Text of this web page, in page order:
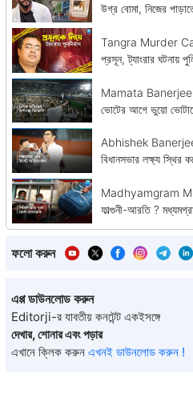
উগ্র বোমা, নিজের
Tangra Murder
প্রসূন, ট্যাংরার ঘটনায়
Mamata Banerjee :
ভোটের আগে ভুয়ো
Abhishek Banerjee :
বিধানসভার লক্ষ্য স্থির
Madhyamgram
ফাল্গুনী-আরতি ?
ফলো করুন
এপ্প ডাউনলোড করুন
Editorji-র যাবতীয় কনটেন্ট একইসঙ্গে
দেখার, শোনার এবং পড়ার
এখানে ক্লিক করুন এখনই ডাউনলোড করুন !